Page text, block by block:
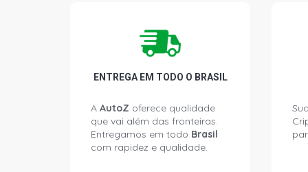
ENTREGA EM TODO O BRASIL
A AutoZ oferece qualidade
que vai além das fronteiras.
Entregamos em todo Brasil
com rapidez e qualidade.